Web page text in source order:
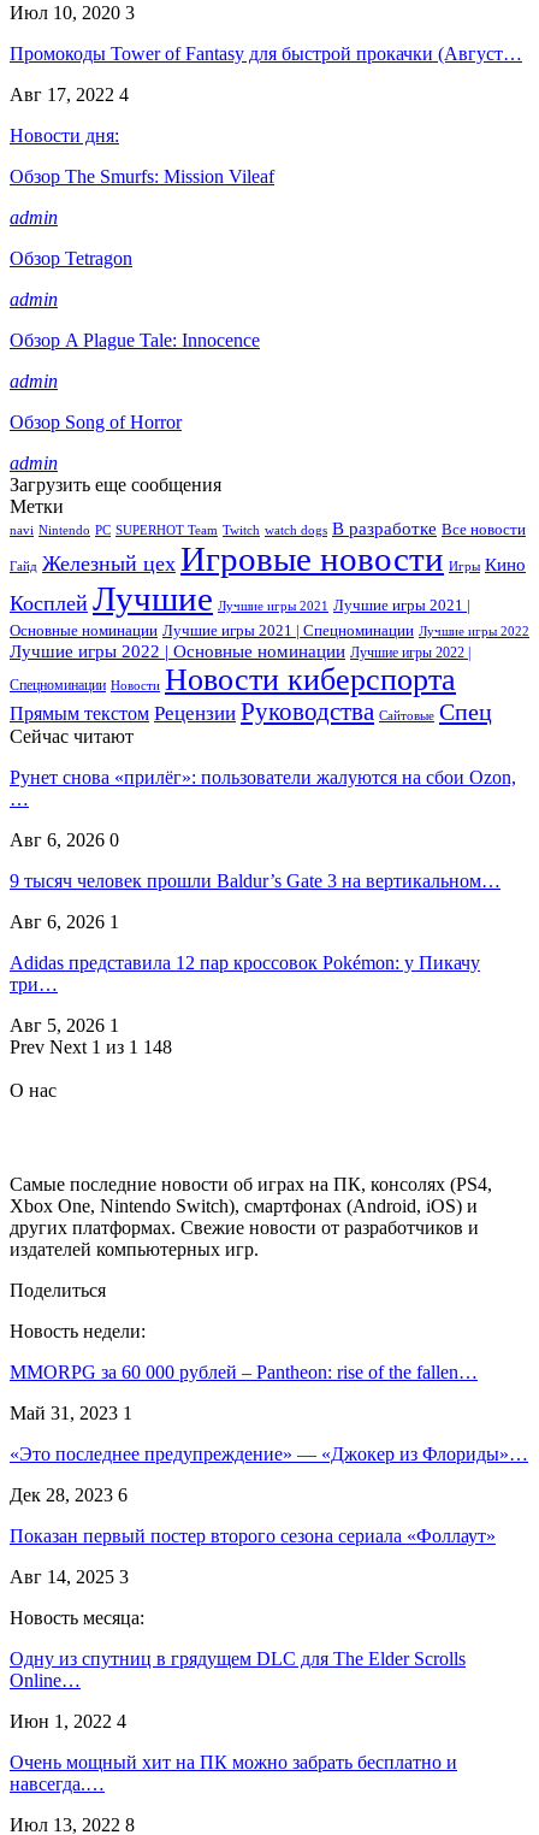
Июл 10, 2020 3
Промокоды Tower of Fantasy для быстрой прокачки (Август…
Авг 17, 2022 4
Новости дня:
Обзор The Smurfs: Mission Vileaf
admin
Обзор Tetragon
admin
Обзор A Plague Tale: Innocence
admin
Обзор Song of Horror
admin
Загрузить еще сообщения
Метки
navi Nintendo PC SUPERHOT Team Twitch watch dogs В разработке Все новости
Гайд Железный цех Игровые новости Игры Кино
Косплей Лучшие Лучшие игры 2021
Лучшие игры 2021 |
Основные номинации Лучшие игры 2021 | Спецноминации Лучшие игры 2022
Лучшие игры 2022 | Основные номинации Лучшие игры 2022 |
Спецноминации Новости Новости киберспорта
Прямым текстом Рецензии Руководства Сайтовые Спец
Сейчас читают
Рунет снова «прилёг»: пользователи жалуются на сбои Ozon,
…
Авг 6, 2026 0
9 тысяч человек прошли Baldur’s Gate 3 на вертикальном…
Авг 6, 2026 1
Adidas представила 12 пар кроссовок Pokémon: у Пикачу
три…
Авг 5, 2026 1
Prev Next 1 из 1 148
О нас
Самые последние новости об играх на ПК, консолях (PS4,
Xbox One, Nintendo Switch), смартфонах (Android, iOS) и
других платформах. Свежие новости от разработчиков и
издателей компьютерных игр.
Поделиться
Новость недели:
MMORPG за 60 000 рублей – Pantheon: rise of the fallen…
Май 31, 2023 1
«Это последнее предупреждение» — «Джокер из Флориды»…
Дек 28, 2023 6
Показан первый постер второго сезона сериала «Фоллаут»
Авг 14, 2025 3
Новость месяца:
Одну из спутниц в грядущем DLC для The Elder Scrolls
Online…
Июн 1, 2022 4
Очень мощный хит на ПК можно забрать бесплатно и
навсегда.…
Июл 13, 2022 8